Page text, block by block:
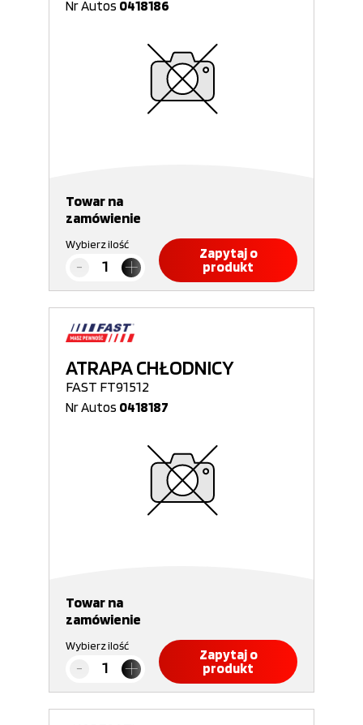
Nr Autos 0418186
Towar na
zamówienie
Wybierz ilość
Zapytaj o
produkt
ATRAPA CHŁODNICY
FAST FT91512
Nr Autos 0418187
Towar na
zamówienie
Wybierz ilość
Zapytaj o
produkt